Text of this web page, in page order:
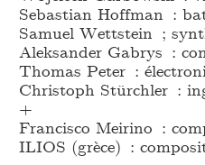
Sebastian Hoffman :
Samuel Wettstein ;
Aleksander Gabrys :
Thomas Peter :
Christoph Stürchler :
+
Francisco Meirino :
ILIOS (grèce) :